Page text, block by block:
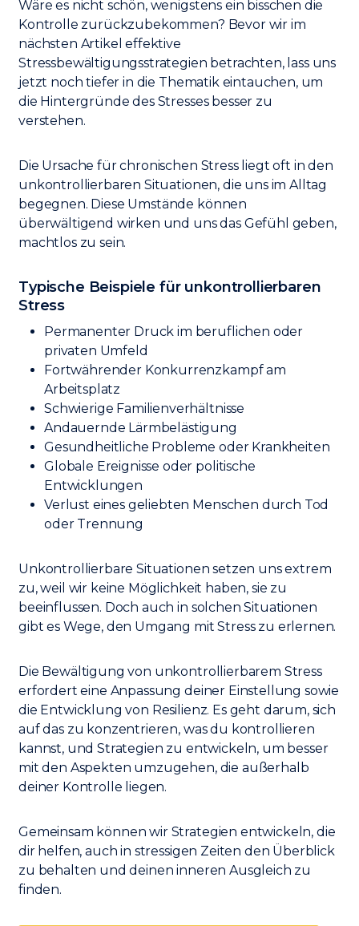
Wäre es nicht schön, wenigstens ein bisschen die
Kontrolle zurückzubekommen? Bevor wir im
nächsten Artikel effektive
Stressbewältigungsstrategien betrachten, lass uns
jetzt noch tiefer in die Thematik eintauchen, um
die Hintergründe des Stresses besser zu
verstehen.
Die Ursache für chronischen Stress liegt oft in den
unkontrollierbaren Situationen, die uns im Alltag
begegnen. Diese Umstände können
überwältigend wirken und uns das Gefühl geben,
machtlos zu sein.
Typische Beispiele für unkontrollierbaren
Stress
Permanenter Druck im beruflichen oder
privaten Umfeld
Fortwährender Konkurrenzkampf am
Arbeitsplatz
Schwierige Familienverhältnisse
Andauernde Lärmbelästigung
Gesundheitliche Probleme oder Krankheiten
Globale Ereignisse oder politische
Entwicklungen
Verlust eines geliebten Menschen durch Tod
oder Trennung
Unkontrollierbare Situationen setzen uns extrem
zu, weil wir keine Möglichkeit haben, sie zu
beeinflussen. Doch auch in solchen Situationen
gibt es Wege, den Umgang mit Stress zu erlernen.
Die Bewältigung von unkontrollierbarem Stress
erfordert eine Anpassung deiner Einstellung sowie
die Entwicklung von Resilienz. Es geht darum, sich
auf das zu konzentrieren, was du kontrollieren
kannst, und Strategien zu entwickeln, um besser
mit den Aspekten umzugehen, die außerhalb
deiner Kontrolle liegen.
Gemeinsam können wir Strategien entwickeln, die
dir helfen, auch in stressigen Zeiten den Überblick
zu behalten und deinen inneren Ausgleich zu
finden.